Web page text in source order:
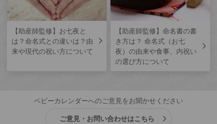
【助産師監修】お七夜と
は？命名式との違いは？由
来や現代の祝い方について
【助産師監修】命名書の書
き方は？ 命名式（お七
夜）の由来や食事、内祝い
の選び方について
ベビーカレンダーへのご意見をお聞かせください
ご意見・お問い合わせはこちら